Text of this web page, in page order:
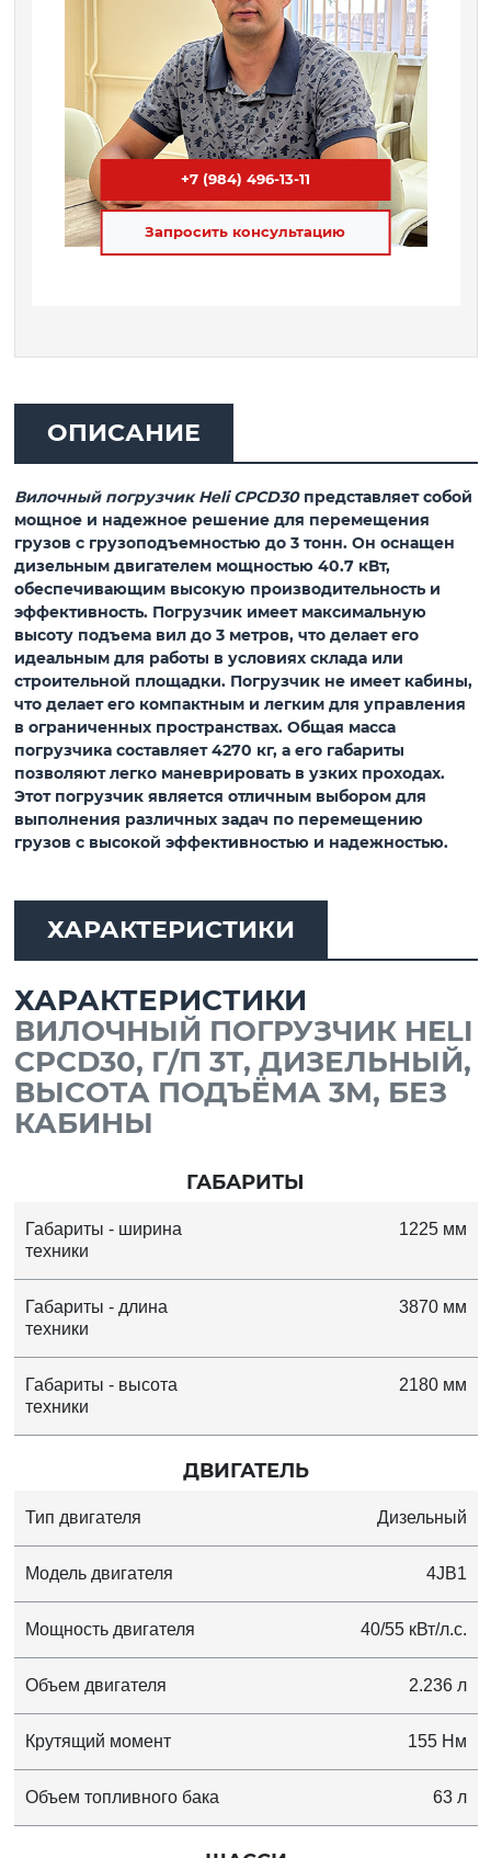
+7 (984) 496-13-11
Запросить консультацию
ОПИСАНИЕ
Вилочный погрузчик Heli CPСD30 представляет собой
мощное и надежное решение для перемещения
грузов с грузоподъемностью до 3 тонн. Он оснащен
дизельным двигателем мощностью 40.7 кВт,
обеспечивающим высокую производительность и
эффективность. Погрузчик имеет максимальную
высоту подъема вил до 3 метров, что делает его
идеальным для работы в условиях склада или
строительной площадки. Погрузчик не имеет кабины,
что делает его компактным и легким для управления
в ограниченных пространствах. Общая масса
погрузчика составляет 4270 кг, а его габариты
позволяют легко маневрировать в узких проходах.
Этот погрузчик является отличным выбором для
выполнения различных задач по перемещению
грузов с высокой эффективностью и надежностью.
ХАРАКТЕРИСТИКИ
ХАРАКТЕРИСТИКИ
ВИЛОЧНЫЙ ПОГРУЗЧИК HELI
CPСD30, Г/П 3Т, ДИЗЕЛЬНЫЙ,
ВЫСОТА ПОДЪЁМА 3М, БЕЗ
КАБИНЫ
ГАБАРИТЫ
Габариты - ширина
техники
1225 мм
Габариты - длина
техники
3870 мм
Габариты - высота
техники
2180 мм
ДВИГАТЕЛЬ
Тип двигателя Дизельный
Модель двигателя 4JB1
Мощность двигателя 40/55 кВт/л.с.
Объем двигателя 2.236 л
Крутящий момент 155 Нм
Объем топливного бака 63 л